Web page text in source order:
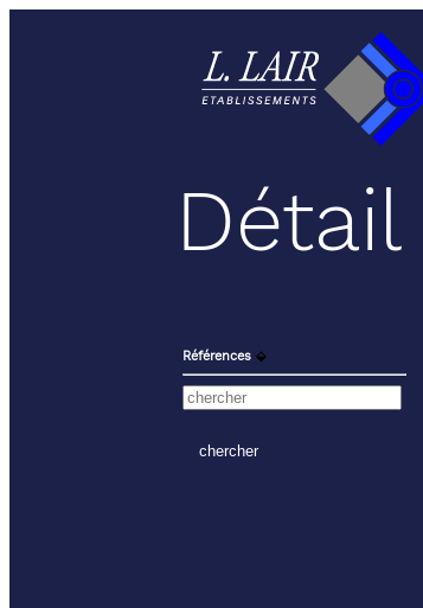
Détail
Références ⬙